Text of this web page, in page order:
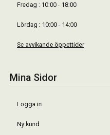
Fredag : 10:00 - 18:00
Lördag : 10:00 - 14:00
Se avvikande öppettider
Mina Sidor
Logga in
Ny kund